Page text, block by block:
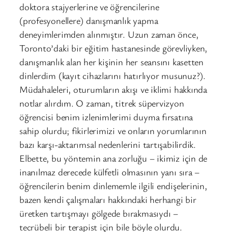
doktora stajyerlerine ve öğrencilerine
(profesyonellere) danışmanlık yapma
deneyimlerimden alınmıştır. Uzun zaman önce,
Toronto’daki bir eğitim hastanesinde görevliyken,
danışmanlık alan her kişinin her seansını kasetten
dinlerdim (kayıt cihazlarını hatırlıyor musunuz?).
Müdahaleleri, oturumların akışı ve iklimi hakkında
notlar alırdım. O zaman, titrek süpervizyon
öğrencisi benim izlenimlerimi duyma fırsatına
sahip olurdu; fikirlerimizi ve onların yorumlarının
bazı karşı-aktarımsal nedenlerini tartışabilirdik.
Elbette, bu yöntemin ana zorluğu – ikimiz için de
inanılmaz derecede külfetli olmasının yanı sıra –
öğrencilerin benim dinlememle ilgili endişelerinin,
bazen kendi çalışmaları hakkındaki herhangi bir
üretken tartışmayı gölgede bırakmasıydı –
tecrübeli bir terapist için bile böyle olurdu.